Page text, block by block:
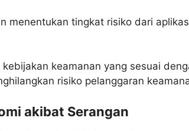
menentukan tingkat risiko dari
keamanan yang sesuai
risiko pelanggaran
akibat Serangan